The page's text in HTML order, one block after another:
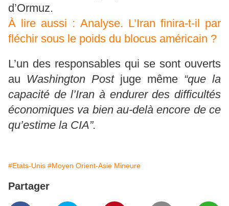
d’Ormuz.
À lire aussi : Analyse. L’Iran finira-t-il par
fléchir sous le poids du blocus américain ?
L’un des responsables qui se sont ouverts
au Washington Post juge même “que la
capacité de l’Iran à endurer des difficultés
économiques va bien au-delà encore de ce
qu’estime la CIA”.
#Etats-Unis #Moyen Orient-Asie Mineure
Partager